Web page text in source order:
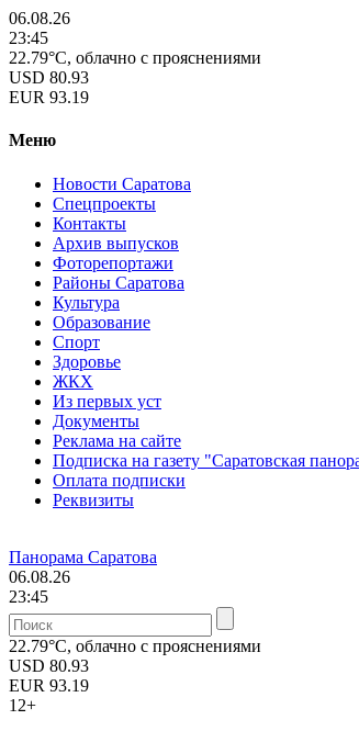
06.08.26
23:45
22.79°C, облачно с прояснениями
USD 80.93
EUR 93.19
Меню
Новости Саратова
Спецпроекты
Контакты
Архив выпусков
Фоторепортажи
Районы Саратова
Культура
Образование
Спорт
Здоровье
ЖКХ
Из пеpвых уст
Документы
Реклама на сайте
Подписка на газету "Саратовская
Оплата подписки
Реквизиты
Панорама Саратова
06.08.26
23:45
22.79°C, облачно с прояснениями
USD 80.93
EUR 93.19
12+